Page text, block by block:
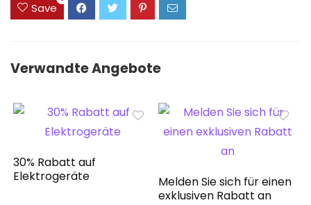
Save
Verwandte Angebote
30% Rabatt auf
Elektrogeräte
Melden Sie sich für einen
exklusiven Rabatt an